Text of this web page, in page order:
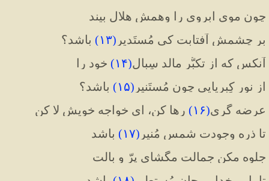
چون موی ابروی را وهمش هلال بیند
بر چشمش آفتابت کی مُستَدیر (۱۳) باشد؟
آنکس که از تکبُّر مالد سِبالِ(۱۴) خود را
از نور کِبریایی چون مُستَنیر (۱۵) باشد؟
عرضه گری(۱۶) رها کن، ای خواجه خویش لا کن
تا ذره وجودت شمس مُنیر (۱۷) باشد
جلوه مکن جمالت مگشای پرّ و بالت